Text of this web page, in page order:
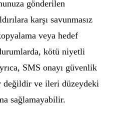
gönderilen
karşı savunmasız
veya hedef
kötü niyetli
SMS onayı güvenlik
değildir ve ileri düzeydeki
sağlamayabilir.